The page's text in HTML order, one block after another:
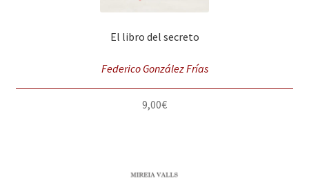
El libro del secreto
Federico González Frías
9,00€